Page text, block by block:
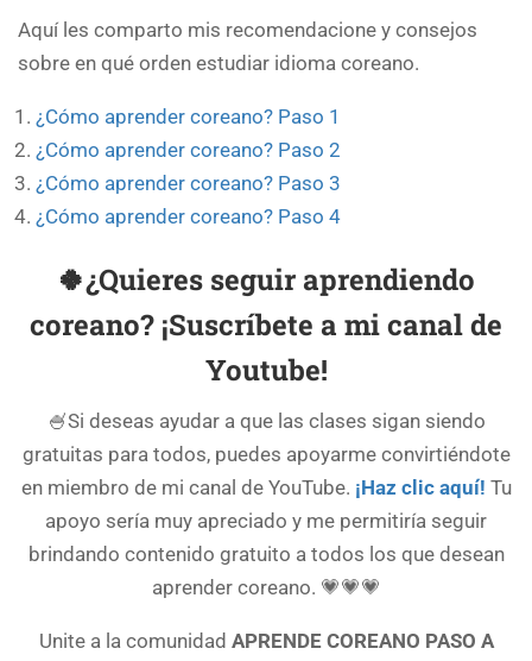
Aquí les comparto mis recomendacione y consejos
sobre en qué orden estudiar idioma coreano.
¿Cómo aprender coreano? Paso 1
¿Cómo aprender coreano? Paso 2
¿Cómo aprender coreano? Paso 3
¿Cómo aprender coreano? Paso 4
🍀¿Quieres seguir aprendiendo
coreano? ¡Suscríbete a mi canal de
Youtube!
🍧Si deseas ayudar a que las clases sigan siendo
gratuitas para todos, puedes apoyarme convirtiéndote
en miembro de mi canal de YouTube. ¡Haz clic aquí! Tu
apoyo sería muy apreciado y me permitiría seguir
brindando contenido gratuito a todos los que desean
aprender coreano. 💗💗💗
Unite a la comunidad APRENDE COREANO PASO A